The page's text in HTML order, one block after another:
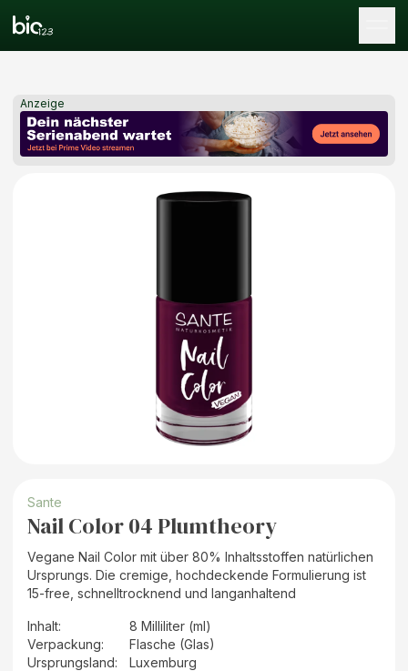
Anzeige
Sante
Nail Color 04 Plumtheory
Vegane Nail Color mit über 80% Inhaltsstoffen natürlichen
Ursprungs. Die cremige, hochdeckende Formulierung ist
15-free, schnelltrocknend und langanhaltend
Inhalt:
8 Milliliter (ml)
Verpackung:
Flasche (Glas)
Ursprungsland:
Luxemburg